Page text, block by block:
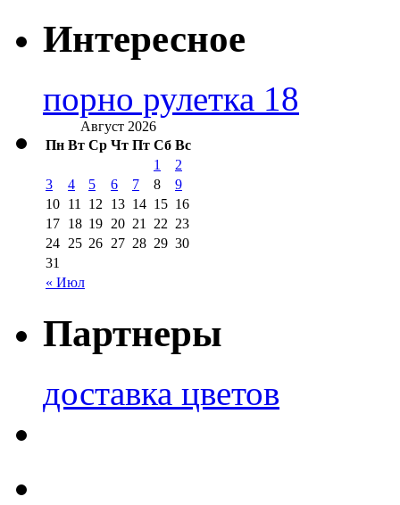
Интересное
порно рулетка 18
Август 2026
Пн Вт Ср Чт Пт Сб Вс
« Июл
1
2
3
4 5 6 7 8
9
10 11 12 13 14 15 16
17 18 19 20 21 22 23
24 25 26 27 28 29 30
31
Партнеры
доставка цветов